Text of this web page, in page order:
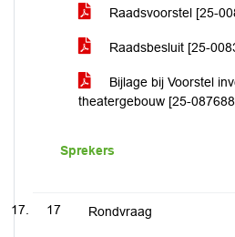
Raadsvoorstel [25-
Raadsbesluit [25-
Bijlage bij Voorstel
theatergebouw [25-
Sprekers
17 Rondvraag